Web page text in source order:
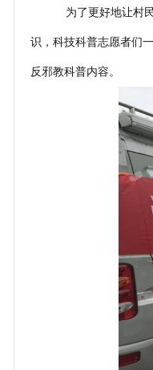
为了更好地让村
识， 科技科普志愿者们
反邪教科普内容。